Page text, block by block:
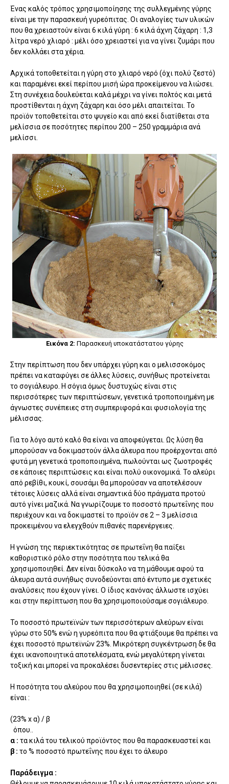
Ένας καλός τρόπος χρησιμοποίησης της συλλεγμένης γύρης
είναι με την παρασκευή γυρεόπιτας. Οι αναλογίες των υλικών
που θα χρειαστούν είναι 6 κιλά γύρη : 6 κιλά άχνη ζάχαρη : 1,3
λίτρα νερό χλιαρό : μέλι όσο χρειαστεί για να γίνει ζυμάρι που
δεν κολλάει στα χέρια.
Αρχικά τοποθετείται η γύρη στο χλιαρό νερό (όχι πολύ ζεστό)
και παραμένει εκεί περίπου μισή ώρα προκείμενου να λιώσει.
Στη συνέχεια δουλεύεται καλά μέχρι να γίνει πολτός και μετά
προστίθενται η άχνη ζάχαρη και όσο μέλι απαιτείται. Το
προϊόν τοποθετείται στο ψυγείο και από εκεί διατίθεται στα
μελίσσια σε ποσότητες περίπου 200 – 250 γραμμάρια ανά
μελίσσι.
Εικόνα 2: Παρασκευή υποκατάστατου γύρης
Στην περίπτωση που δεν υπάρχει γύρη και ο μελισσοκόμος
πρέπει να καταφύγει σε άλλες λύσεις, συνήθως προτείνεται
το σογιάλευρο. Η σόγια όμως δυστυχώς είναι στις
περισσότερες των περιπτώσεων, γενετικά τροποποιημένη με
άγνωστες συνέπειες στη συμπεριφορά και φυσιολογία της
μέλισσας.
Για το λόγο αυτό καλό θα είναι να αποφεύγεται. Ως λύση θα
μπορούσαν να δοκιμαστούν άλλα άλευρα που προέρχονται από
φυτά μη γενετικά τροποποιημένα, πωλούνται ως ζωοτροφές
σε κάποιες περιπτώσεις και είναι πολύ οικονομικά. Το αλεύρι
από ρεβίθι, κουκί, σουσάμι θα μπορούσαν να αποτελέσουν
τέτοιες λύσεις αλλά είναι σημαντικά δύο πράγματα προτού
αυτό γίνει μαζικά. Να γνωρίζουμε το ποσοστό πρωτεΐνης που
περιέχουν και να δοκιμαστεί το προϊόν σε 2 – 3 μελίσσια
προκειμένου να ελεγχθούν πιθανές παρενέργειες.
Η γνώση της περιεκτικότητας σε πρωτεΐνη θα παίξει
καθοριστικό ρόλο στην ποσότητα που τελικά θα
χρησιμοποιηθεί. Δεν είναι δύσκολο να τη μάθουμε αφού τα
άλευρα αυτά συνήθως συνοδεύονται από έντυπο με σχετικές
αναλύσεις που έχουν γίνει. Ο ίδιος κανόνας άλλωστε ισχύει
και στην περίπτωση που θα χρησιμοποιούσαμε σογιάλευρο.
Το ποσοστό πρωτεϊνών των περισσότερων αλεύρων είναι
γύρω στο 50% ενώ η γυρεόπιτα που θα φτιάξουμε θα πρέπει να
έχει ποσοστό πρωτεϊνών 23%. Μικρότερη συγκέντρωση δε θα
έχει ικανοποιητικά αποτελέσματα, ενώ μεγαλύτερη γίνεται
τοξική και μπορεί να προκαλέσει δυσεντερίες στις μέλισσες.
Η ποσότητα του αλεύρου που θα χρησιμοποιηθεί (σε κιλά)
είναι :
(23% x α) / β
όπου..
α : τα κιλά του τελικού προϊόντος που θα παρασκευαστεί και
β : το % ποσοστό πρωτεΐνης που έχει το άλευρο
Παράδειγμα :